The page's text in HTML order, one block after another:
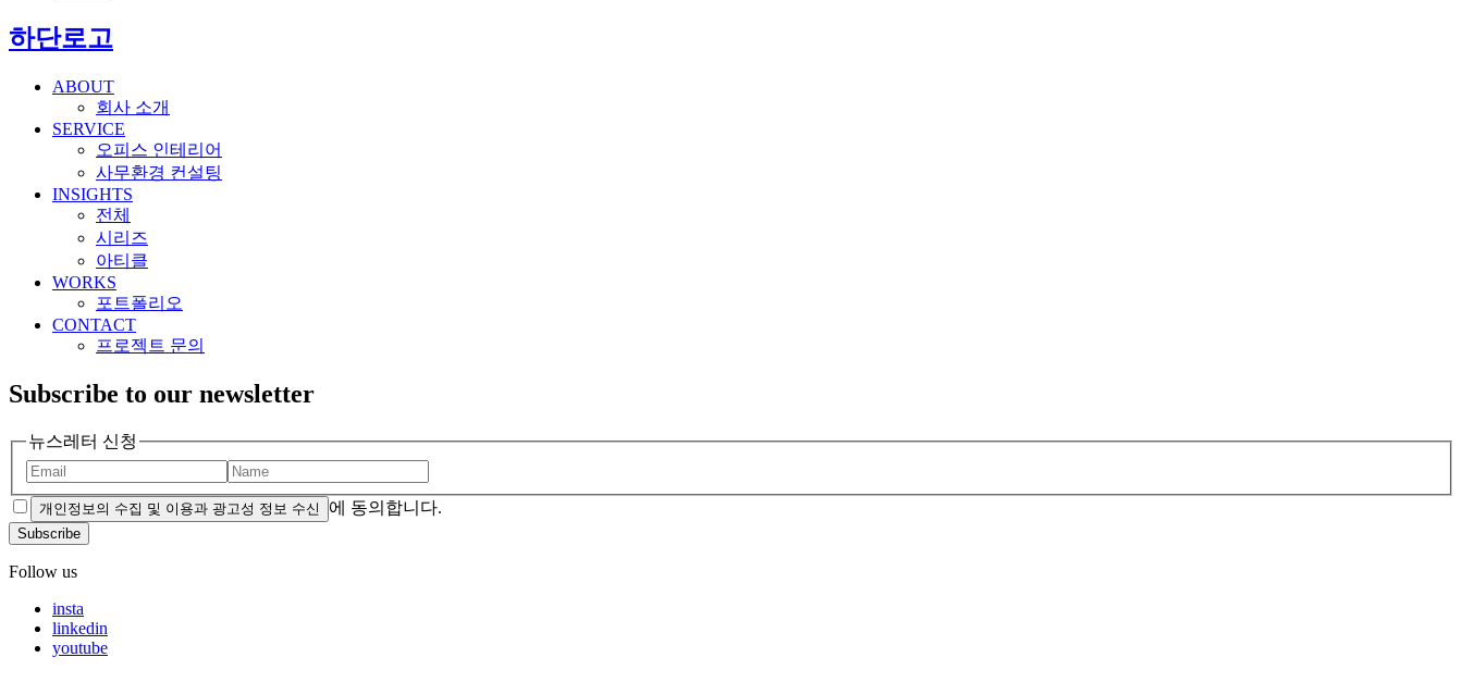
하단로고
ABOUT
회사 소개
SERVICE
오피스 인테리어
사무환경 컨설팅
INSIGHTS
전체
시리즈
아티클
WORKS
포트폴리오
CONTACT
프로젝트 문의
Subscribe to our newsletter
뉴스레터 신청
개인정보의 수집 및 이용과 광고성 정보 수신 에 동의합니다.
Subscribe
Follow us
insta
linkedin
youtube